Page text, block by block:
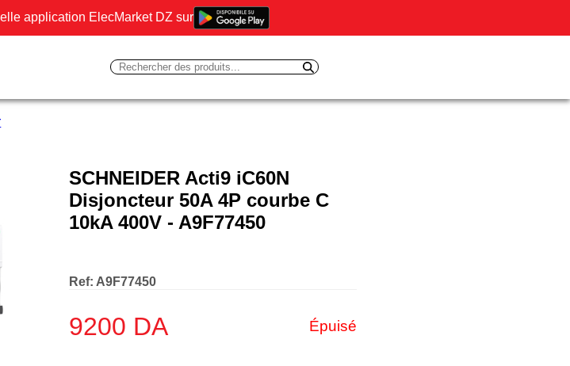
application ElecMarket DZ sur
SCHNEIDER Acti9 iC60N
Disjoncteur 50A 4P courbe C
10kA 400V - A9F77450
Ref: A9F77450
9200 DA Épuisé